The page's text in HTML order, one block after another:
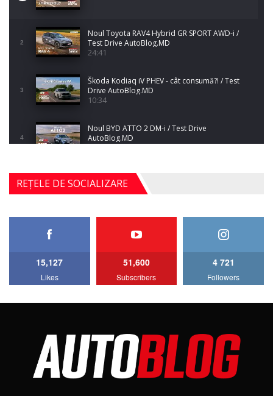
2
Noul Toyota RAV4 Hybrid GR SPORT AWD-i /
Test Drive AutoBlog.MD
24:41
3
Škoda Kodiaq iV PHEV - cât consumă?! / Test
Drive AutoBlog.MD
10:34
4
Noul BYD ATTO 2 DM-i / Test Drive
AutoBlog.MD
5
Noul Mercedes-Benz S-Class facelift (S 580
4MATIC V223) / Test Drive AutoBlog.MD
27:33
AutoBlog.MD
15:08
Noul Geely EX2 / Test Drive AutoBlog.MD
15:22
REȚELE DE SOCIALIZARE
15,127
Likes
51,600
Subscribers
4 721
Followers